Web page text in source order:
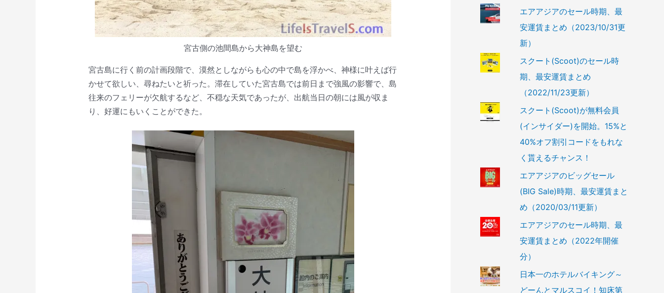
宮古側の池間島から大神島を望む
宮古島に行く前の計画段階で、漠然としながらも心の中で島を浮かべ、神様に叶えば行
かせて欲しい、尋ねたいと祈った。滞在していた宮古島では前日まで強風の影響で、島
往来のフェリーが欠航するなど、不穏な天気であったが、出航当日の朝には風が収ま
り、好運にもいくことができた。
エアアジアのセール時期、最
安運賃まとめ（2023/10/31更
新）
スクート(Scoot)のセール時
期、最安運賃まとめ
（2022/11/23更新）
スクート(Scoot)が無料会員
(インサイダー)を開始。15%と
40%オフ割引コードをもれな
く貰えるチャンス！
エアアジアのビッグセール
(BIG Sale)時期、最安運賃まと
め（2020/03/11更新）
エアアジアのセール時期、最
安運賃まとめ（2022年開催
分）
日本一のホテルバイキング～
どーんとマルスコイ！知床第